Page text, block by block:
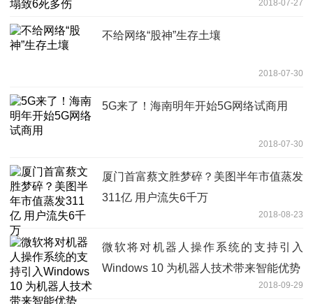
2018-07-27
不给网络“股神”生存土壤
2018-07-30
5G来了！海南明年开始5G网络试商用
2018-07-30
厦门首富蔡文胜梦碎？美图半年市值蒸发
311亿 用户流失6千万
2018-08-23
微软将对机器人操作系统的支持引入
Windows 10 为机器人技术带来智能优势
2018-09-29